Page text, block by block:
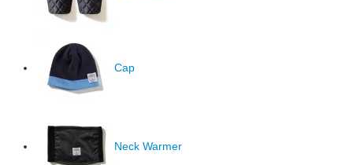
Cap
Neck Warmer